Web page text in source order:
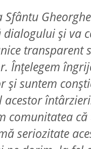
Sfântu
dialogului și va
transparent
Înțelegem
și suntem
acestor
comunitatea
seriozitate